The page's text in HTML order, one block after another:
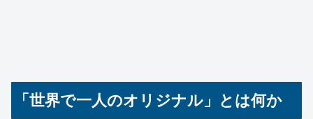
「世界で一人のオリジナル」とは何か